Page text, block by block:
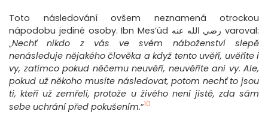
Toto následování ovšem neznamená otrockou
nápodobu jediné osoby. Ibn Mes’úd رضي الله عنه varoval:
„Nechť nikdo z vás ve svém náboženství slepě
nenásleduje nějakého člověka a když tento uvěří, uvěříte i
vy, zatímco pokud něčemu neuvěří, neuvěříte ani vy. Ale,
pokud už někoho musíte následovat, potom nechť to jsou
ti, kteří už zemřeli, protože u živého není jisté, zda sám
sebe uchrání před pokušením.“10